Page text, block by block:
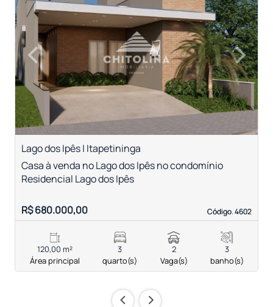
‹Previous ›
Next
Lago dos Ipês | Itapetininga
Código. 4602
Código. 4602
Casa à venda no Lago dos Ipês no condomínio
Residencial Lago dos Ipês
R$ 680.000,00
120,00 m²
Área principal
3
quarto(s)
2
Vaga(s)
3
banho(s)
‹ ›